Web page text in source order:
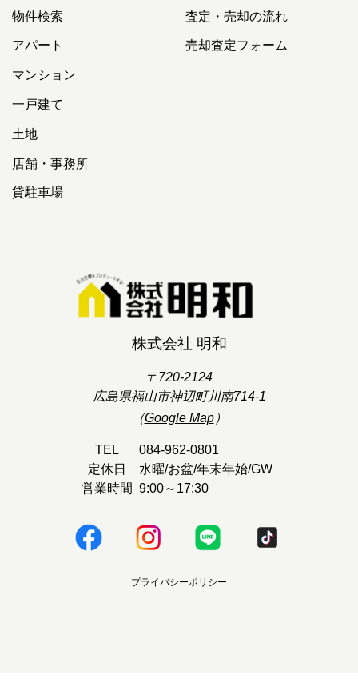
物件検索
アパート
マンション
一戸建て
土地
店舗・事務所
貸駐車場
査定・売却の流れ
売却査定フォーム
株式会社 明和
〒720-2124
広島県福山市神辺町川南714-1
（Google Map）
TEL
084-962-0801
定休日
水曜/お盆/年末年始/GW
営業時間 9:00～17:30
プライバシーポリシー